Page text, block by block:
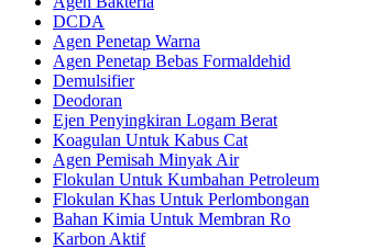
DCDA
Agen Penetap Warna
Agen Penetap Bebas Formaldehid
Demulsifier
Deodoran
Ejen Penyingkiran Logam Berat
Koagulan Untuk Kabus Cat
Agen Pemisah Minyak Air
Flokulan Untuk Kumbahan Petroleum
Flokulan Khas Untuk Perlombongan
Bahan Kimia Untuk Membran Ro
Karbon Aktif